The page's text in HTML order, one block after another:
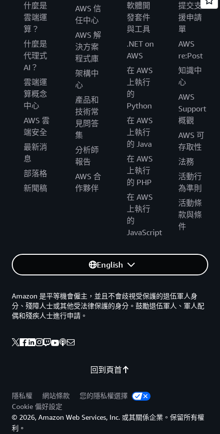
什麼是
雲端運
算？
什麼是
代理式
AI？
雲端運
算概念
中心
AWS 雲
端安全
最新消
息
部落格
新聞稿
AWS 信
任中心
AWS 解
決方案
程式庫
架構中
心
產品和
技術常
見問答
集
分析師
報告
AWS 合
作夥伴
軟體開
發套件
與工具
.NET on
AWS
在 AWS
上執行
的
Python
在 AWS
上執行
的 Java
在 AWS
上執行
的 PHP
在 AWS
上執行
的
JavaScript
提交支
援申請
單
AWS
re:Post
知識中
心
AWS
Support
概觀
AWS 可
存取性
法務
活動行
為準則
活動條
款與條
件
English
回到頁首
Amazon 是平等機會僱主，並且不會歧視受保護的退伍軍人身
分、殘障人士或其他受法律保護的身分。鼓勵退伍軍人、軍人配
偶和殘疾人士進行申請。
隱私權 網站條款
您的隱私權選擇
Cookie 偏好設定
© 2026, Amazon Web Services, Inc. 或其關係企業。保留所有權
利。